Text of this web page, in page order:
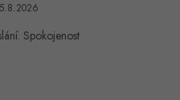
5.8.2026
Spokojenost